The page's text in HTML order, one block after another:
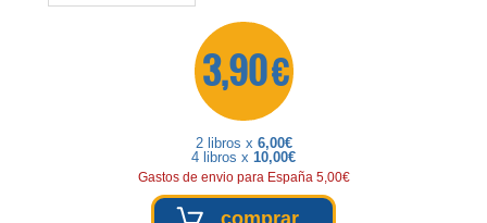
3,90 €
2 libros x 6,00€
4 libros x 10,00€
Gastos de envio para España 5,00€
comprar